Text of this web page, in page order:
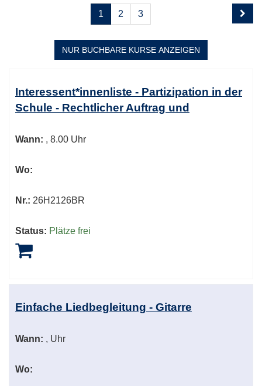
Seiten
blättern
1 2 3
NUR BUCHBARE KURSE ANZEIGEN
Tabellenüberschriften
können
sortiert
Interessent*innenliste - Partizipation in der
Schule - Rechtlicher Auftrag und
Wann: , 8.00 Uhr
Wo:
Nr.: 26H2126BR
Status: Plätze frei
Einfache Liedbegleitung - Gitarre
Wann: , Uhr
Wo: